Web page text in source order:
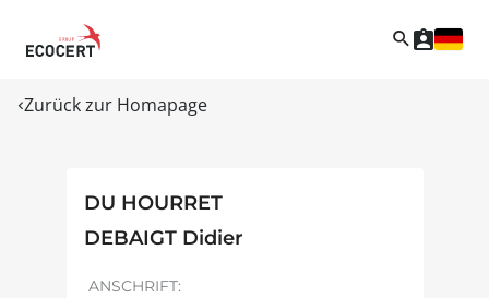
Zurück zur Homapage
DU HOURRET
DEBAIGT Didier
ANSCHRIFT: